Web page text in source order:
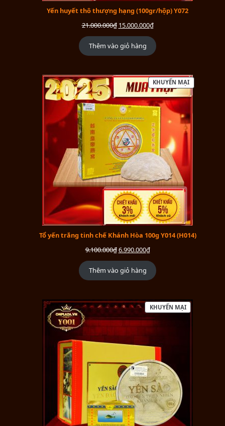
Yến huyết thô thượng hạng (100gr/hộp) Y072
21.000.000₫ 15.000.000₫
Thêm vào giỏ hàng
KHUYẾN MẠI
Tổ yến trắng tinh chế Khánh Hòa 100g Y014 (H014)
9.100.000₫6.990.000₫
Thêm vào giỏ hàng
KHUYẾN MẠI